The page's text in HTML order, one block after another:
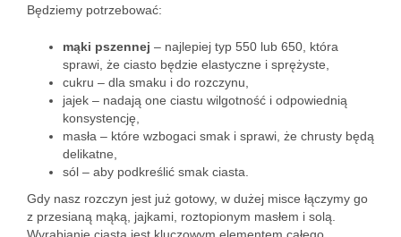
Będziemy potrzebować:
mąki pszennej – najlepiej typ 550 lub 650, która
sprawi, że ciasto będzie elastyczne i sprężyste,
cukru – dla smaku i do rozczynu,
jajek – nadają one ciastu wilgotność i odpowiednią
konsystencję,
masła – które wzbogaci smak i sprawi, że chrusty będą
delikatne,
sól – aby podkreślić smak ciasta.
Gdy nasz rozczyn jest już gotowy, w dużej misce łączymy go
z przesianą mąką, jajkami, roztopionym masłem i solą.